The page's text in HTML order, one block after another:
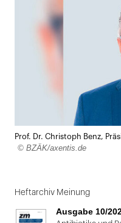
Prof. Dr. Christoph Benz,
© BZÄK/axentis.de
Heftarchiv Meinung
Ausgabe 10/